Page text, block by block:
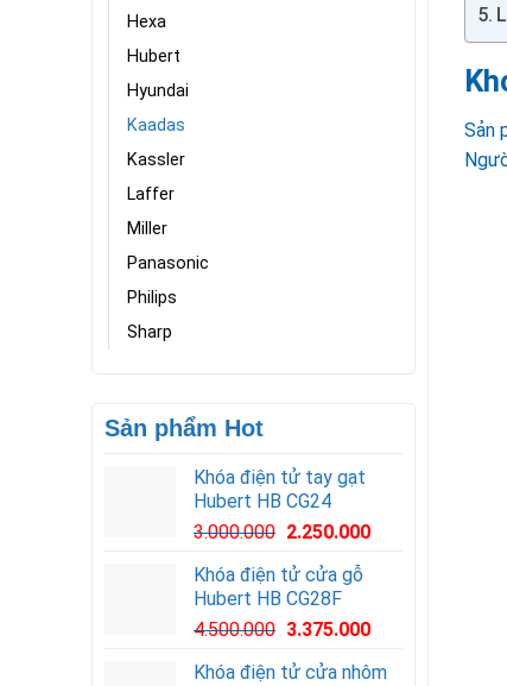
Hexa
Hubert
Hyundai
Kaadas
Kassler
Laffer
Miller
Panasonic
Philips
Sharp
Sản phẩm Hot
Khóa điện tử tay gạt
Hubert HB CG24
3.000.000 2.250.000
Khóa điện tử cửa gỗ
Hubert HB CG28F
4.500.000 Giá
là:
3.375.000Giá
tại
Khóa điện tử cửa nhôm
Sản